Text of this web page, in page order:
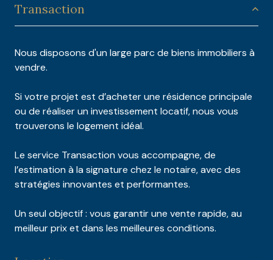
Transaction
Nous disposons d'un large parc de biens immobiliers à
vendre.
Si votre projet est d’acheter une résidence principale
ou de réaliser un investissement locatif, nous vous
trouverons le logement idéal.
Le service Transaction vous accompagne, de
l’estimation à la signature chez le notaire, avec des
stratégies innovantes et performantes.
Un seul objectif : vous garantir une vente rapide, au
meilleur prix et dans les meilleures conditions.